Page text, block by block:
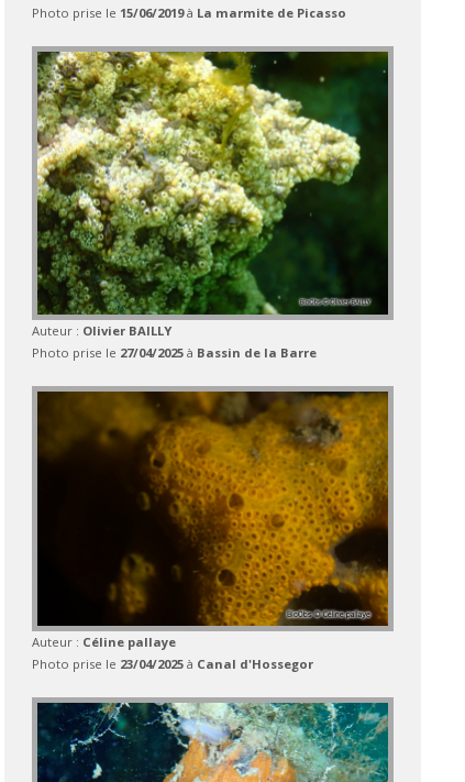
Photo prise le 15/06/2019à La marmite de Picasso
Auteur : Olivier BAILLY
Photo prise le 27/04/2025à Bassin de la Barre
Auteur : Céline pallaye
Photo prise le 23/04/2025à Canal d'Hossegor